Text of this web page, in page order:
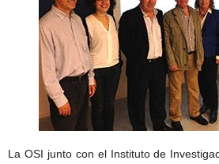
La OSI junto con el Instituto de